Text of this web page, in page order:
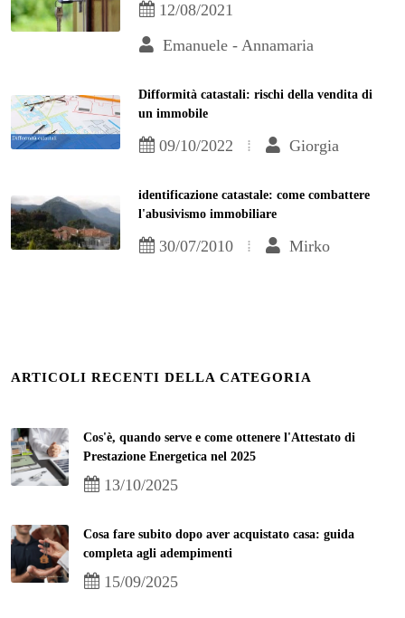
12/08/2021
Emanuele - Annamaria
Difformità catastali: rischi della vendita di
un immobile
09/10/2022 Giorgia
identificazione catastale: come combattere
l'abusivismo immobiliare
30/07/2010 Mirko
ARTICOLI RECENTI DELLA CATEGORIA
Cos'è, quando serve e come ottenere l'Attestato di
Prestazione Energetica nel 2025
13/10/2025
Cosa fare subito dopo aver acquistato casa: guida
completa agli adempimenti
15/09/2025